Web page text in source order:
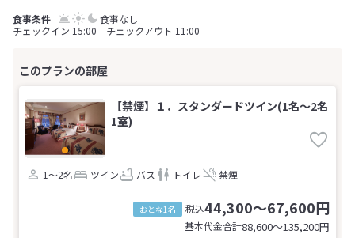
食事なし
チェックイン 15:00 チェックアウト 11:00
【禁煙】１．スタンダードツイン(1名～2名
1室)
1～2名 ツイン バス トイレ 禁煙
おとな1名 税込44,300～67,600円
基本代金合計88,600〜135,200円